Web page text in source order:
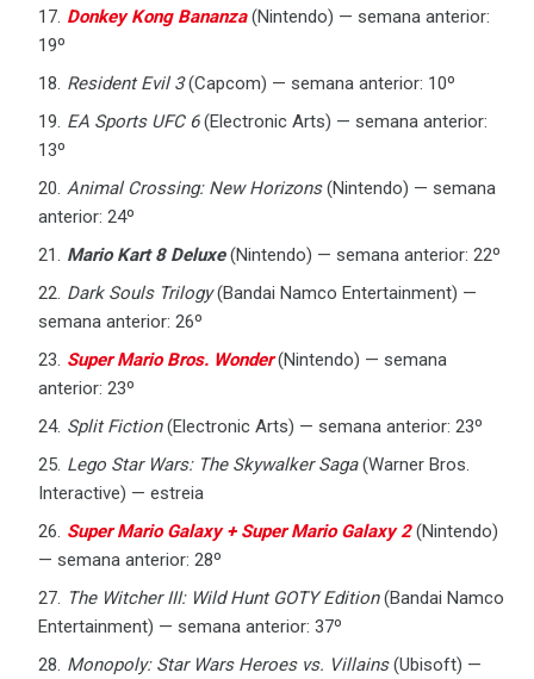
Donkey Kong Bananza(Nintendo) — semana anterior:
19º
Resident Evil 3(Capcom) — semana anterior: 10º
EA Sports UFC 6(Electronic Arts) — semana anterior:
13º
Animal Crossing: New Horizons(Nintendo) — semana
anterior: 24º
Mario Kart 8 Deluxe(Nintendo) — semana anterior: 22º
Dark Souls Trilogy(Bandai Namco Entertainment) —
semana anterior: 26º
Super Mario Bros. Wonder(Nintendo) — semana
anterior: 23º
Split Fiction(Electronic Arts) — semana anterior: 23º
Lego Star Wars: The Skywalker Saga(Warner Bros.
Interactive) — estreia
Super Mario Galaxy + Super Mario Galaxy 2(Nintendo)
— semana anterior: 28º
The Witcher III: Wild Hunt GOTY Edition(Bandai Namco
Entertainment) — semana anterior: 37º
Monopoly: Star Wars Heroes vs. Villains(Ubisoft) —